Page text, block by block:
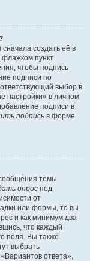
создать её в
флажком пункт
чтобы подпись
подписи по
выбор в
настройки» в личном
подписи в
подпись в форме
темы
опрос под
от
или формы, то вы
и как минимум два
что каждый
поля. Вы также
выбрать
ответа»,